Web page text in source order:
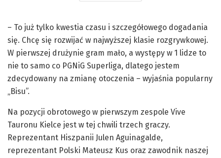
– To już tylko kwestia czasu i szczegółowego dogadania
się. Chcę się rozwijać w najwyższej klasie rozgrywkowej.
W pierwszej drużynie gram mało, a występy w 1 lidze to
nie to samo co PGNiG Superliga, dlatego jestem
zdecydowany na zmianę otoczenia – wyjaśnia popularny
„Bisu”.
Na pozycji obrotowego w pierwszym zespole Vive
Tauronu Kielce jest w tej chwili trzech graczy.
Reprezentant Hiszpanii Julen Aguinagalde,
reprezentant Polski Mateusz Kus oraz zawodnik naszej